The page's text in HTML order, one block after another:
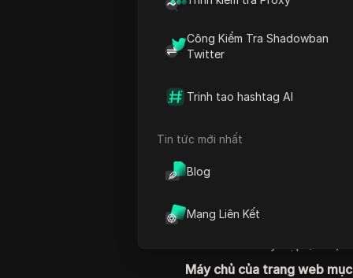
Công Kiểm Tra Shadowban
Twitter
Trinh tao hashtag AI
Tin tức mới nhất
Blog
Mạng Liên Kết
quyết có mục tiêu, vượt ra
thành công. Trong môi
Cấu hình cục bộ của người
Cơ
sở hạ tầng của nhà
Máy chủ của trang web